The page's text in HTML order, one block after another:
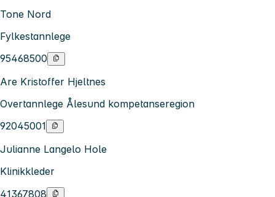
Tone Nord
Fylkestannlege
95468500
Are Kristoffer Hjeltnes
Overtannlege Ålesund kompetanseregion
92045001
Julianne Langelo Hole
Klinikkleder
41367808